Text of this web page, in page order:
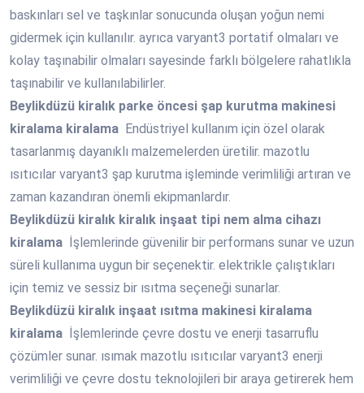
baskınları sel ve taşkınlar sonucunda oluşan yoğun nemi
gidermek için kullanılır. ayrıca varyant3 portatif olmaları ve
kolay taşınabilir olmaları sayesinde farklı bölgelere rahatlıkla
taşınabilir ve kullanılabilirler.
Beylikdüzü kiralık parke öncesi şap kurutma makinesi
kiralama kiralama Endüstriyel kullanım için özel olarak
tasarlanmış dayanıklı malzemelerden üretilir. mazotlu
ısıtıcılar varyant3 şap kurutma işleminde verimliliği artıran ve
zaman kazandıran önemli ekipmanlardır.
Beylikdüzü kiralık kiralık inşaat tipi nem alma cihazı
kiralama İşlemlerinde güvenilir bir performans sunar ve uzun
süreli kullanıma uygun bir seçenektir. elektrikle çalıştıkları
için temiz ve sessiz bir ısıtma seçeneği sunarlar.
Beylikdüzü kiralık inşaat ısıtma makinesi kiralama
kiralama İşlemlerinde çevre dostu ve enerji tasarruflu
çözümler sunar. ısımak mazotlu ısıtıcılar varyant3 enerji
verimliliği ve çevre dostu teknolojileri bir araya getirerek hem